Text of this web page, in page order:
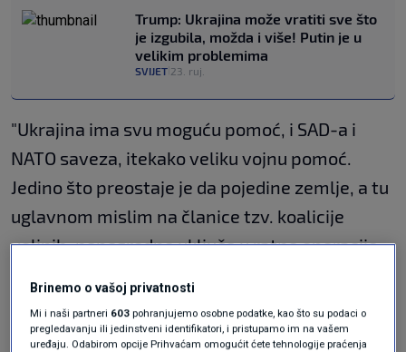
Trump: Ukrajina može vratiti sve što
je izgubila, možda i više! Putin je u
velikim problemima
SVIJET 23. ruj.
"Ukrajina ima svu moguću pomoć, i SAD-a i
NATO saveza, itekako veliku vojnu pomoć.
Jedino što preostaje je da pojedine zemlje, a tu
uglavnom mislim na članice tzv. koalicije
voljnih, neposredno uključe u ratne operacije,
na strani Ukrajine. Tada bismo mogli govoriti o
povratku izgubljenog teritorija", kaže Ogorec.
Brinemo o vašoj privatnosti
Mi i naši partneri 603 pohranjujemo osobne podatke, kao što su podaci o
pregledavanju ili jedinstveni identifikatori, i pristupamo im na vašem
uređaju. Odabirom opcije Prihvaćam omogućit ćete tehnologije praćenja